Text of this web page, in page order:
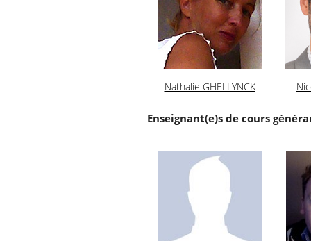
Nathalie GHELLYNCK
Enseignant(e)s de cours